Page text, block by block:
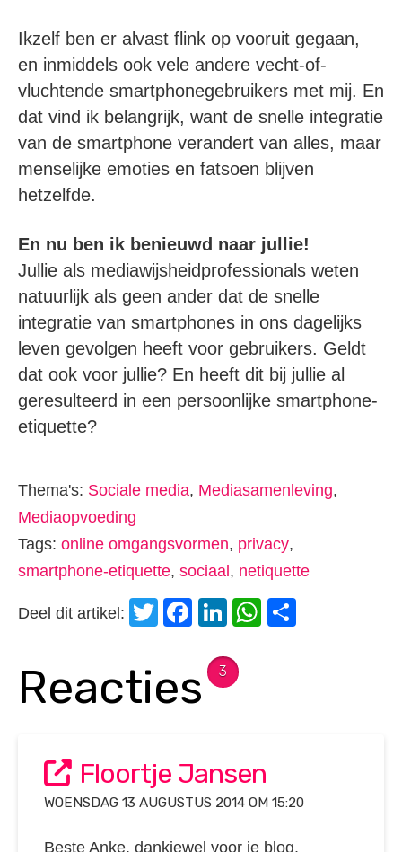
Ikzelf ben er alvast flink op vooruit gegaan,
en inmiddels ook vele andere vecht-of-
vluchtende smartphonegebruikers met mij. En
dat vind ik belangrijk, want de snelle integratie
van de smartphone verandert van alles, maar
menselijke emoties en fatsoen blijven
hetzelfde.
En nu ben ik benieuwd naar jullie!
Jullie als mediawijsheidprofessionals weten
natuurlijk als geen ander dat de snelle
integratie van smartphones in ons dagelijks
leven gevolgen heeft voor gebruikers. Geldt
dat ook voor jullie? En heeft dit bij jullie al
geresulteerd in een persoonlijke smartphone-
etiquette?
Thema's: Sociale media, Mediasamenleving,
Mediaopvoeding
Tags: online omgangsvormen, privacy,
smartphone-etiquette, sociaal, netiquette
Deel dit artikel: Twitter
Facebook
LinkedIn
WhatsApp
Reacties 3
Floortje Jansen
WOENSDAG 13 AUGUSTUS 2014 OM 15:20
Beste Anke, dankjewel voor je blog.